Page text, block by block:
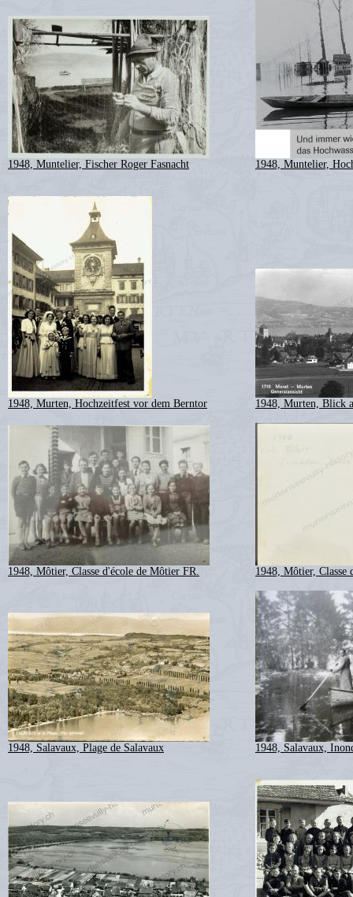
1948, Muntelier, Fischer Roger Fasnacht 1948, Muntelier,
1948, Murten, Hochzeitfest vor dem Berntor 1948, Murten, Blick
1948, Môtier, Classe d'école de Môtier FR. 1948, Môtier, Classe
1948, Salavaux, Plage de Salavaux 1948, Salavaux,